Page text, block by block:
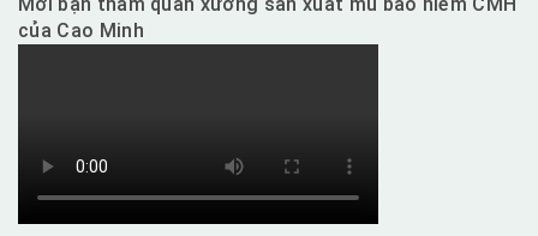
Mời bạn tham quan xưởng sản xuất mũ bảo hiểm CMH
của Cao Minh